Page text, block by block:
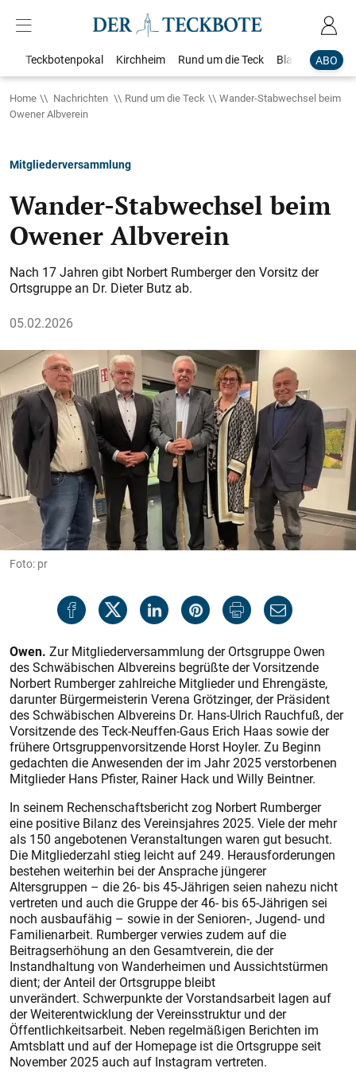
ABO
Teckbotenpokal Kirchheim Rund um die Teck Blaulicht
Home Nachrichten Rund um die Teck
Wander-Stabwechsel beim
Owener Albverein
Mitgliederversammlung
Wander-Stabwechsel beim
Owener Albverein
Nach 17 Jahren gibt Norbert Rumberger den Vorsitz der
Ortsgruppe an Dr. Dieter Butz ab.
05.02.2026
Foto: pr
Owen. Zur Mitgliederversammlung der Ortsgruppe Owen
des Schwäbischen Albvereins begrüßte der Vorsitzende
Norbert Rumberger zahlreiche Mitglieder und Ehrengäste,
darunter Bürgermeisterin Verena Grötzinger, der Präsident
des Schwäbischen Albvereins Dr. Hans-Ulrich Rauchfuß, der
Vorsitzende des Teck-Neuffen-Gaus Erich Haas sowie der
frühere Ortsgruppen­vorsitzende Horst Hoyler. Zu Beginn
gedachten die Anwesenden der im Jahr 2025 verstorbenen
Mitglieder Hans Pfister, Rainer Hack und Willy Beintner.
In seinem Rechenschaftsbericht zog Norbert Rumberger
eine positive Bilanz des Vereinsjahres 2025. Viele der mehr
als 150 angebotenen Veranstaltungen waren gut besucht.
Die Mitgliederzahl stieg leicht auf 249. Herausforderungen
bestehen weiterhin bei der Ansprache jüngerer
Altersgruppen – die 26- bis 45-Jährigen seien nahezu nicht
vertreten und auch die Gruppe der 46- bis 65-Jährigen sei
noch ausbaufähig – sowie in der Senioren-, Jugend- und
Familienarbeit. Rumberger verwies zudem auf die
Beitragserhöhung an den Gesamtverein, die der
Instandhaltung von Wanderheimen und Aussichtstürmen
dient; der Anteil der Ortsgruppe bleibt
unverändert. Schwerpunkte der Vorstandsarbeit lagen auf
der Weiterentwicklung der Vereinsstruktur und der
Öffentlichkeitsarbeit. Neben regelmäßigen Berichten im
Amtsblatt und auf der Homepage ist die Ortsgruppe seit
November 2025 auch auf Instagram vertreten.